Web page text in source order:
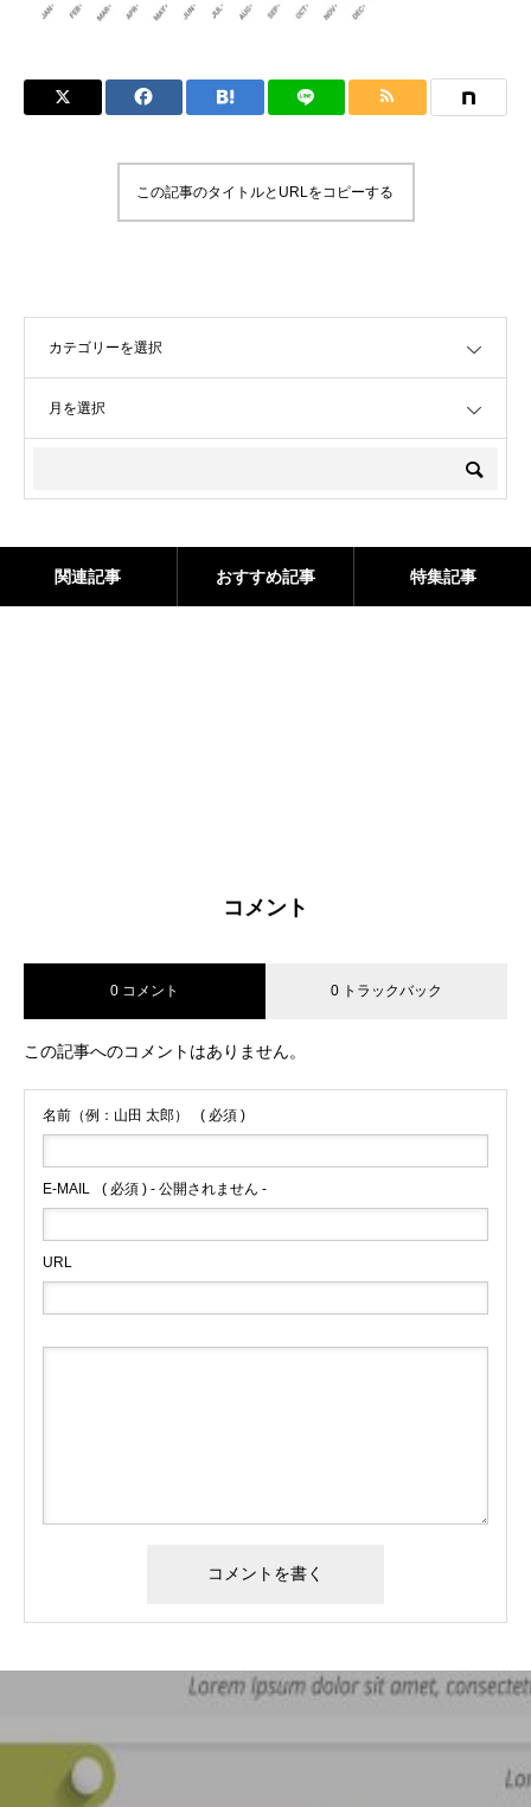
この記事のタイトルとURLをコピーする
関連記事 おすすめ記事 特集記事
コメント
0 コメント 0 トラックバック
この記事へのコメントはありません。
名前（例：山田 太郎） ( 必須 )
E-MAIL ( 必須 ) - 公開されません -
URL